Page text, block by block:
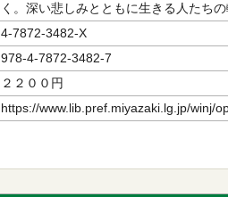
く。深い悲しみとともに生きる人たち
4-7872-3482-X
978-4-7872-3482-7
２２００円
https://www.lib.pref.miyazaki.lg.jp/winj/